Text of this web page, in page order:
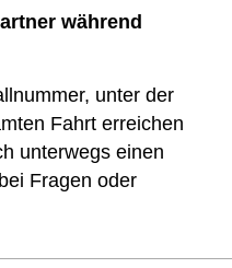
während
unter der
Fahrt erreichen
unterwegs einen
Fragen oder